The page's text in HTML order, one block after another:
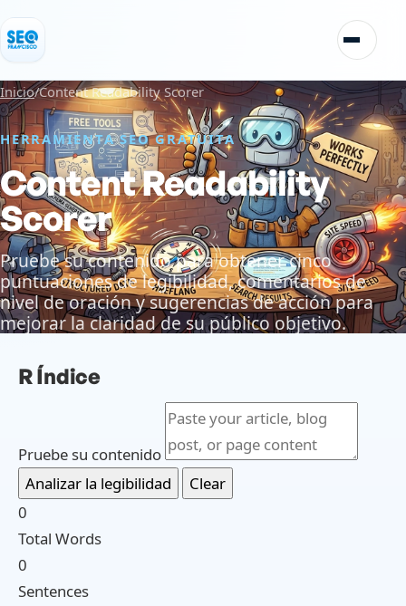
Saltar al contenido
Alternar
Inicio/Content Readability Scorer
HERRAMIENTA SEO GRATUITA
Content Readability
Scorer
Pruebe su contenido para obtener cinco
puntuaciones de legibilidad, comentarios de
nivel de oración y sugerencias de acción para
mejorar la claridad de su público objetivo.
RÍndice
Pruebe su contenido
Analizar la legibilidad
Clear
0
Total Words
0
Sentences